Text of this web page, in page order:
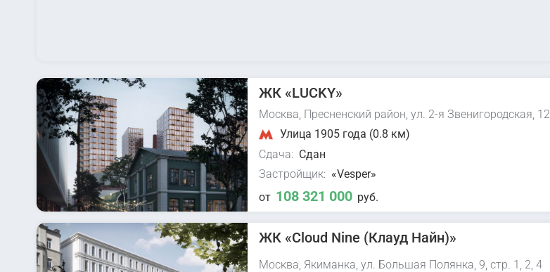
ЖК «LUCKY»
Москва, Пресненский район, ул. 2-я Звенигородская, 12
Улица 1905 года (0.8 км)
Сдача: Сдан
Застройщик: «Vesper»
от 108 321 000 руб.
ЖК «Cloud Nine (Клауд Найн)»
Москва, Якиманка, ул. Большая Полянка, 9, стр. 1, 2, 4